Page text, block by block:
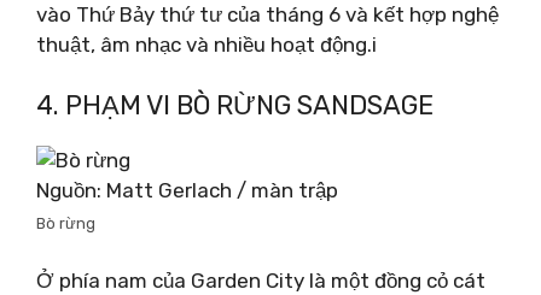
vào Thứ Bảy thứ tư của tháng 6 và kết hợp nghệ
thuật, âm nhạc và nhiều hoạt động.i
4. PHẠM VI BÒ RỪNG SANDSAGE
Nguồn: Matt Gerlach / màn trập
Bò rừng
Ở phía nam của Garden City là một đồng cỏ cát